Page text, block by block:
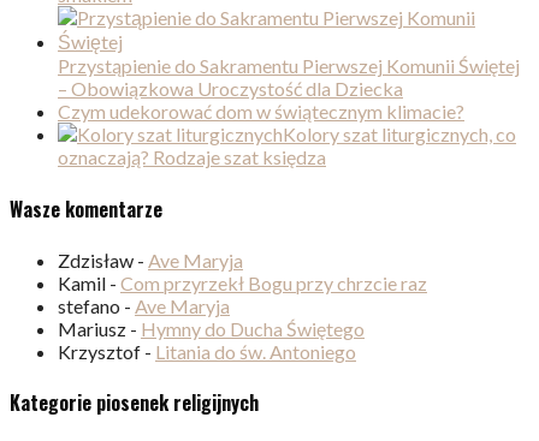
Przystąpienie do Sakramentu Pierwszej Komunii Świętej
– Obowiązkowa Uroczystość dla Dziecka
Czym udekorować dom w świątecznym klimacie?
Kolory szat liturgicznych, co
oznaczają? Rodzaje szat księdza
Wasze komentarze
Zdzisław - Ave Maryja
Kamil - Com przyrzekł Bogu przy chrzcie raz
stefano - Ave Maryja
Mariusz - Hymny do Ducha Świętego
Krzysztof - Litania do św. Antoniego
Kategorie piosenek religijnych